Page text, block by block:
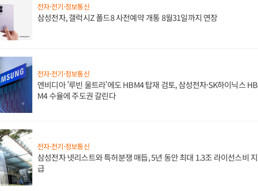
전자·전기·정보통신
삼성전자, 갤럭시Z 폴드8 사전예약 개통 8월31일까지 연장
전자·전기·정보통신
엔비디아 '루빈 울트라'에도 HBM4 탑재 검토, 삼성전자·SK하이닉스 HB
M4 수율에 주도권 갈린다
전자·전기·정보통신
삼성전자 넷리스트와 특허분쟁 매듭, 5년 동안 최대 1.3조 라이선스비 지
급